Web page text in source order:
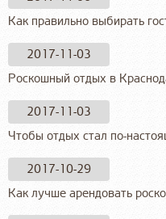
Как правильно выбирать
2017-11-03
Роскошный отдых в
2017-11-03
Чтобы отдых стал по-
2017-10-29
Как лучше арендовать